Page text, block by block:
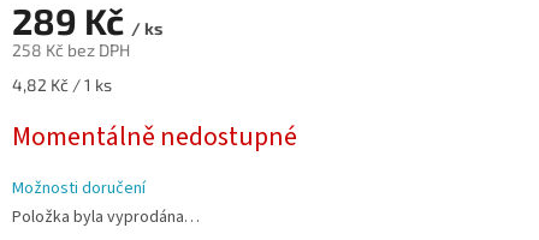
289 Kč / ks
258 Kč bez DPH
Měrná
4,82 Kč / 1 ks
Momentálně nedostupné
Možnosti doručení
Položka byla vyprodána…